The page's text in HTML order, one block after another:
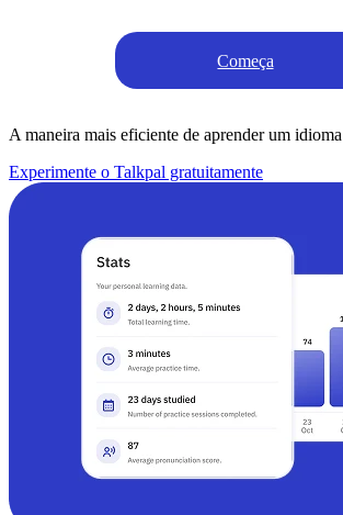
Começa
A maneira mais eficiente de aprender um idioma
Experimente o Talkpal gratuitamente